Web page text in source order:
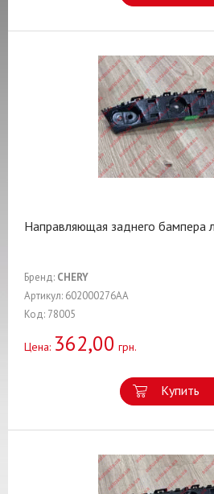
Направляющая заднего бампера
Бренд: CHERY
Артикул: 602000276AA
Код: 78005
Цена: 362,00 грн.
Купить